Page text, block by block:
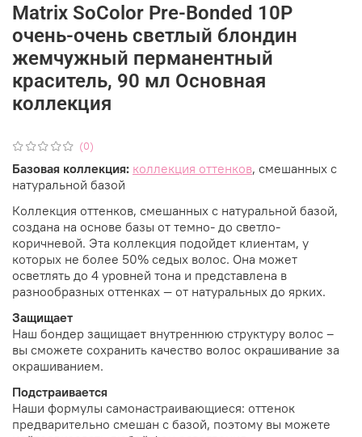
(0)
Matrix SoColor Pre-Bonded 10P
очень-очень светлый блондин
жемчужный перманентный
краситель, 90 мл Основная
коллекция
Базовая коллекция: коллекция оттенков, смешанных с
натуральной базой
Коллекция оттенков, смешанных с натуральной базой,
создана на основе базы от темно- до светло-
коричневой. Эта коллекция подойдет клиентам, у
которых не более 50% седых волос. Она может
осветлять до 4 уровней тона и представлена в
разнообразных оттенках — от натуральных до ярких.
Защищает
Наш бондер защищает внутреннюю структуру волос –
вы сможете сохранить качество волос окрашивание за
окрашиванием.
Подстраивается
Наши формулы самонастраивающиеся: оттенок
предварительно смешан с базой, поэтому вы можете